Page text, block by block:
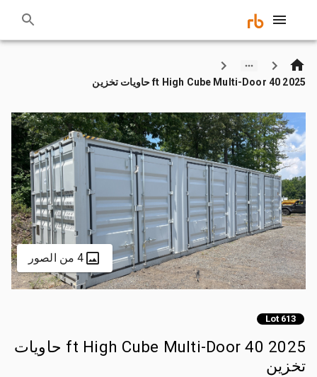
2025 40 ft High Cube Multi-Door حاويات تخزين
4 من الصور
Lot 613
2025 40 ft High Cube Multi-Door حاويات
تخزين